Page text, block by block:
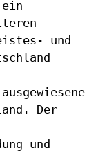
und
ausgewiesene
Der
und